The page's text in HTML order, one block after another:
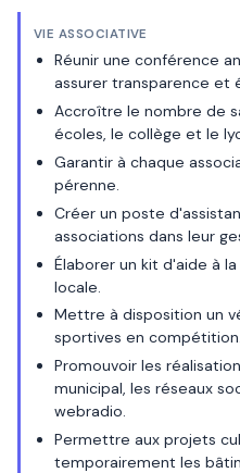
VIE ASSOCIATIVE
Réunir une conférence
assurer transparence et
Accroître le nombre de
écoles, le collège et le
Garantir à chaque
pérenne.
Créer un poste
associations dans leur
Élaborer un kit d'aide à
locale.
Mettre à disposition un
sportives en compétition.
Promouvoir les
municipal, les réseaux
webradio.
Permettre aux projets
temporairement les